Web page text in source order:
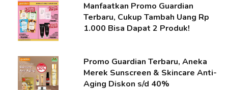
Manfaatkan Promo Guardian
Terbaru, Cukup Tambah Uang Rp
1.000 Bisa Dapat 2 Produk!
Promo Guardian Terbaru, Aneka
Merek Sunscreen & Skincare Anti-
Aging Diskon s/d 40%